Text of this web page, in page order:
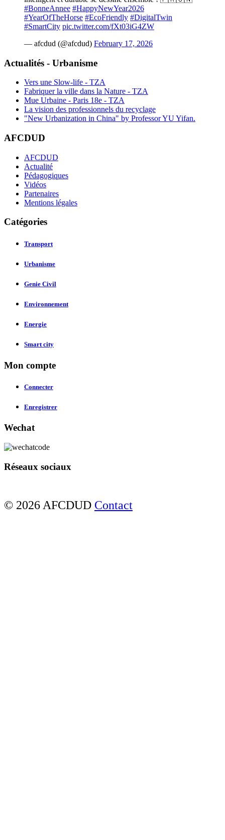
#BonneAnnee #HappyNewYear2026
#YearOfTheHorse #EcoFriendly #DigitalTwin
#SmartCity pic.twitter.com/fXt03iG4ZW
— afcdud (@afcdud) February 17, 2026
Actualités - Urbanisme
Vers une Slow-life - TZA
Fabriquer la ville dans la Nature - TZA
Mue Urbaine - Paris 18e - TZA
La vision des professionnels du recyclage
"New Urbanization in China" by Professor YU Yifan.
AFCDUD
AFCDUD
Actualité
Pédagogiques
Vidéos
Partenaires
Mentions légales
Catégories
Transport
Urbanisme
Genie Civil
Environnement
Energie
Smart city
Mon compte
Connecter
Enregistrer
Wechat
Réseaux sociaux
© 2026 AFCDUD Contact